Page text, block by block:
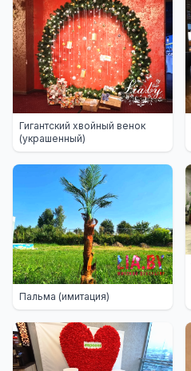
Гигантский хвойный венок
(украшенный)
Пальма (имитация)